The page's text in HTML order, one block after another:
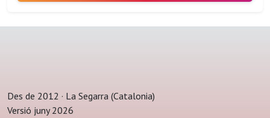
Des de 2012 · La Segarra (Catalonia)
Versió juny 2026